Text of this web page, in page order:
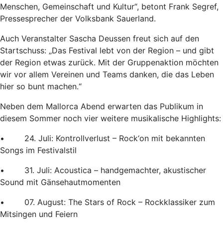
Menschen, Gemeinschaft und Kultur“, betont Frank Segref,
Pressesprecher der Volksbank Sauerland.
Auch Veranstalter Sascha Deussen freut sich auf den
Startschuss: „Das Festival lebt von der Region – und gibt
der Region etwas zurück. Mit der Gruppenaktion möchten
wir vor allem Vereinen und Teams danken, die das Leben
hier so bunt machen.“
Neben dem Mallorca Abend erwarten das Publikum in
diesem Sommer noch vier weitere musikalische Highlights:
• 24. Juli: Kontrollverlust – Rock‘on mit bekannten
Songs im Festivalstil
• 31. Juli: Acoustica – handgemachter, akustischer
Sound mit Gänsehautmomenten
• 07. August: The Stars of Rock – Rockklassiker zum
Mitsingen und Feiern